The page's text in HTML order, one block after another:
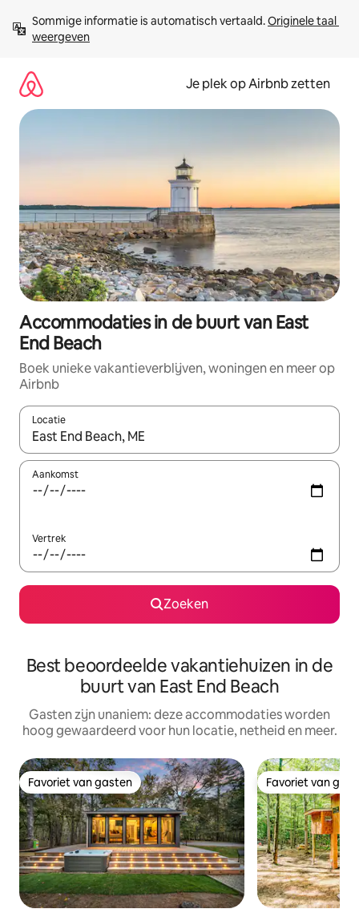
direct
naar
Sommige informatie is automatisch vertaald. Originele taal
weergeven
Je plek op Airbnb zetten
Accommodaties in de buurt van East
End Beach
Boek unieke vakantieverblijven, woningen en meer op
Airbnb
Locatie
Wanneer er resultaten beschikbaar zijn, maak je een keuze
Aankomst
Vertrek
Zoeken
Best beoordeelde vakantiehuizen in de
buurt van East End Beach
Gasten zijn unaniem: deze accommodaties worden
hoog gewaardeerd voor hun locatie, netheid en meer.
Favoriet van gasten
Favoriet van gasten Favoriet van
Favoriet van